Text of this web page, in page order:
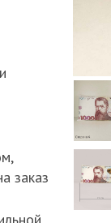
заказ